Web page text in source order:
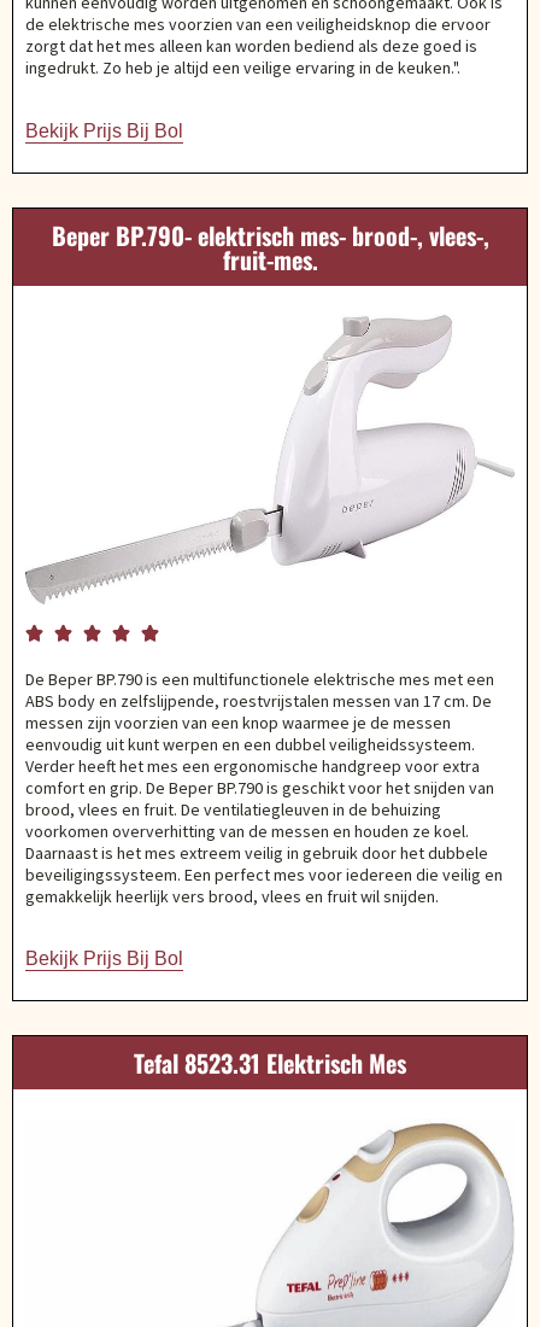
de elektrische mes voorzien van een veiligheidsknop die ervoor
zorgt dat het mes alleen kan worden bediend als deze goed is
ingedrukt. Zo heb je altijd een veilige ervaring in de keuken.".
Bekijk Prijs Bij Bol
Beper BP.790- elektrisch mes- brood-, vlees-,
fruit-mes.
    
De Beper BP.790 is een multifunctionele elektrische mes met een
ABS body en zelfslijpende, roestvrijstalen messen van 17 cm. De
messen zijn voorzien van een knop waarmee je de messen
eenvoudig uit kunt werpen en een dubbel veiligheidssysteem.
Verder heeft het mes een ergonomische handgreep voor extra
comfort en grip. De Beper BP.790 is geschikt voor het snijden van
brood, vlees en fruit. De ventilatiegleuven in de behuizing
voorkomen oververhitting van de messen en houden ze koel.
Daarnaast is het mes extreem veilig in gebruik door het dubbele
beveiligingssysteem. Een perfect mes voor iedereen die veilig en
gemakkelijk heerlijk vers brood, vlees en fruit wil snijden.
Bekijk Prijs Bij Bol
Tefal 8523.31 Elektrisch Mes